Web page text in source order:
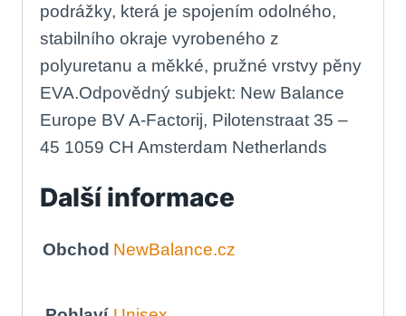
podrážky, která je spojením odolného,
stabilního okraje vyrobeného z
polyuretanu a měkké, pružné vrstvy pěny
EVA.Odpovědný subjekt: New Balance
Europe BV A-Factorij, Pilotenstraat 35 –
45 1059 CH Amsterdam Netherlands
Další informace
Obchod NewBalance.cz